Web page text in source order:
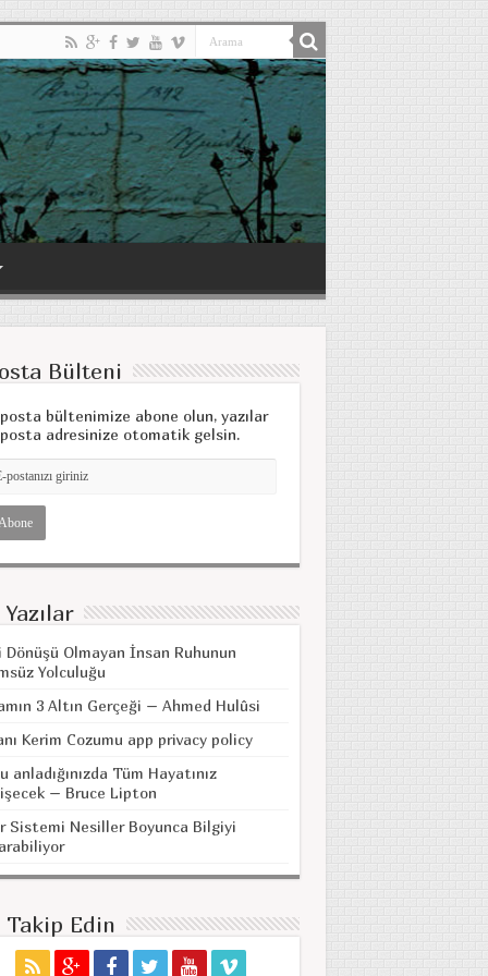
Bülteni
bültenimize abone olun, yazılar
adresinize otomatik gelsin.
Dönüşü Olmayan İnsan Ruhunun
Yolculuğu
3 Altın Gerçeği – Ahmed Hulûsi
Kerim Cozumu app privacy policy
anladığınızda Tüm Hayatınız
– Bruce Lipton
Sistemi Nesiller Boyunca Bilgiyi
Takip Edin